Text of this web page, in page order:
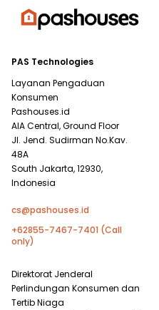
PAS Technologies
Layanan Pengaduan
Konsumen
Pashouses.id
AIA Central, Ground Floor
Jl. Jend. Sudirman No.Kav.
48A
South Jakarta, 12930,
Indonesia
cs@pashouses.id
+62855-7467-7401 (Call
only)
Direktorat Jenderal
Perlindungan Konsumen dan
Tertib Niaga